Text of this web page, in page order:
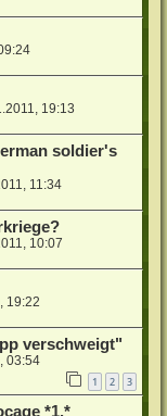
19:13
soldier's
11:34
10:07
19:22
verschweigt"
03:54
1 2 3
*1.*